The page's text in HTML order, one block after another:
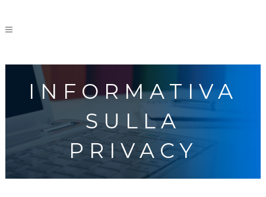
INFORMATIVA
SULLA
PRIVACY